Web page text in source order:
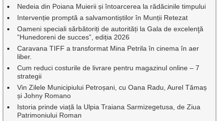
Nedeia din Poiana Muierii și întoarcerea la rădăcinile timpului
Intervenție promptă a salvamontiștilor în Munții Retezat
Oameni speciali sărbătoriți de autorități la Gala de excelenţă
”Hunedoreni de succes”, ediția 2026
Caravana TIFF a transformat Mina Petrila în cinema în aer
liber.
Cum reduci costurile de livrare pentru magazinul online – 7
strategii
Vin Zilele Municipiului Petroșani, cu Oana Radu, Aurel Tămaș
și Johny Romano
Istoria prinde viață la Ulpia Traiana Sarmizegetusa, de Ziua
Patrimoniului Roman